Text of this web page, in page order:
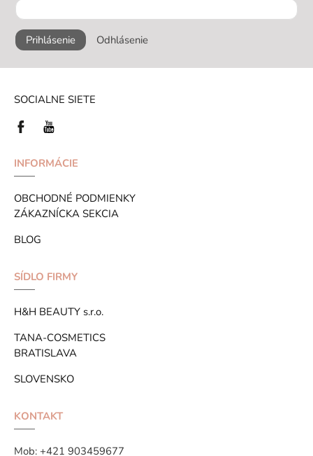
Prihlásenie Odhlásenie
SOCIALNE SIETE
INFORMÁCIE
OBCHODNÉ PODMIENKY
ZÁKAZNÍCKA SEKCIA
BLOG
SÍDLO FIRMY
H&H BEAUTY s.r.o.
TANA-COSMETICS
BRATISLAVA
SLOVENSKO
KONTAKT
Mob: +421 903459677